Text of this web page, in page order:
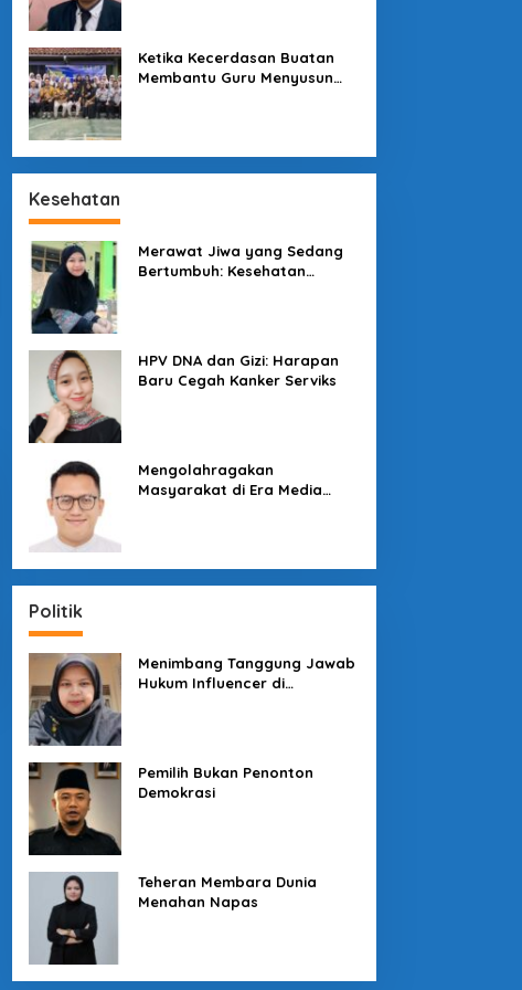
Pesona Kawah
Tasikmalaya yang Menanti
Sentuhan Tata Kelola
Harga Sembako Naik,
Ketika Kecerdasan Buatan
Membantu Guru Menyusun
Kesehatan
Merawat Jiwa yang Sedang
Bertumbuh: Kesehatan
HPV DNA dan Gizi: Harapan
Baru Cegah Kanker Serviks
Mengolahragakan
Masyarakat di Era Media
Politik
Menimbang Tanggung Jawab
Hukum Influencer di
Pemilih Bukan Penonton
Demokrasi
Teheran Membara Dunia
Menahan Napas